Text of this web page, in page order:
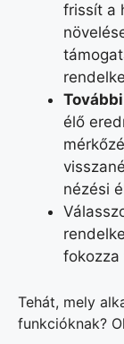
frissít a
élő
nézési
fokozza
Tehát, mely
funkcióknak?